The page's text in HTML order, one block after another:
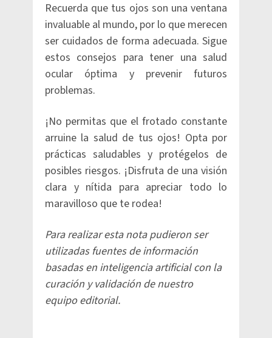
Recuerda que tus ojos son una ventana
invaluable al mundo, por lo que merecen
ser cuidados de forma adecuada. Sigue
estos consejos para tener una salud
ocular óptima y prevenir futuros
problemas.
¡No permitas que el frotado constante
arruine la salud de tus ojos! Opta por
prácticas saludables y protégelos de
posibles riesgos. ¡Disfruta de una visión
clara y nítida para apreciar todo lo
maravilloso que te rodea!
Para realizar esta nota pudieron ser
utilizadas fuentes de información
basadas en inteligencia artificial con la
curación y validación de nuestro
equipo editorial.